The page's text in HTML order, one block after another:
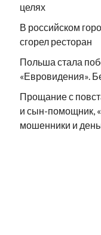
целях
В российском
сгорел ресторан
Польша стала
«Евровидения».
Прощание с
и сын-помощник,
мошенники и